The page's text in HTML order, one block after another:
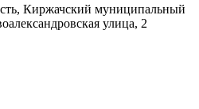
Киржачский муниципальный
улица, 2